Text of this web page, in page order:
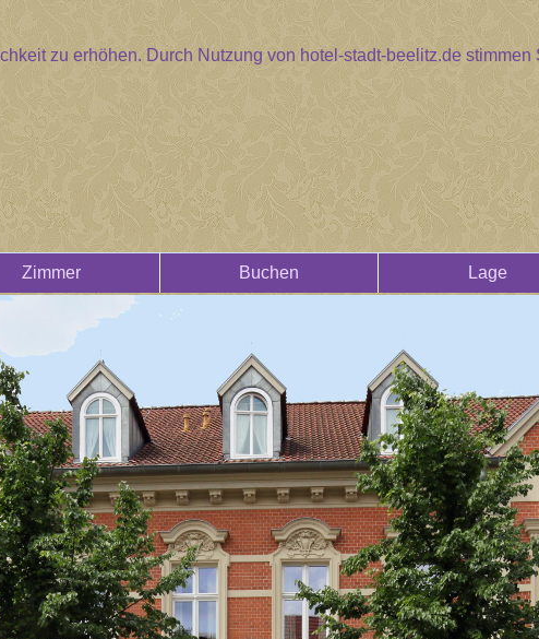
zu erhöhen. Durch Nutzung von hotel-stadt-beelitz.de
Zimmer Buchen Lage